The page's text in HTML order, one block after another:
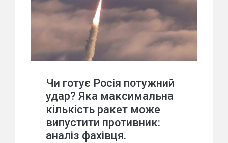
Чи готує Росія потужний
удар? Яка максимальна
кількість ракет може
випустити противник:
аналіз фахівця.